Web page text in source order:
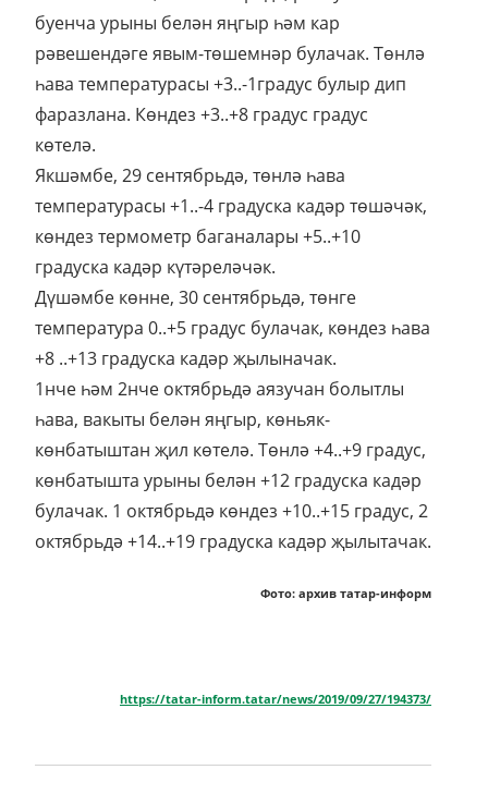
буенча урыны белән яңгыр һәм кар
рәвешендәге явым-төшемнәр булачак. Төнлә
һава температурасы +3..-1градус булыр дип
фаразлана. Көндез +3..+8 градус градус
көтелә.
Якшәмбе, 29 сентябрьдә, төнлә һава
температурасы +1..-4 градуска кадәр төшәчәк,
көндез термометр баганалары +5..+10
градуска кадәр күтәреләчәк.
Дүшәмбе көнне, 30 сентябрьдә, төнге
температура 0..+5 градус булачак, көндез һава
+8 ..+13 градуска кадәр җылыначак.
1нче һәм 2нче октябрьдә аязучан болытлы
һава, вакыты белән яңгыр, көньяк-
көнбатыштан җил көтелә. Төнлә +4..+9 градус,
көнбатышта урыны белән +12 градуска кадәр
булачак. 1 октябрьдә көндез +10..+15 градус, 2
октябрьдә +14..+19 градуска кадәр җылытачак.
Фото: архив татар-информ
https://tatar-inform.tatar/news/2019/09/27/194373/